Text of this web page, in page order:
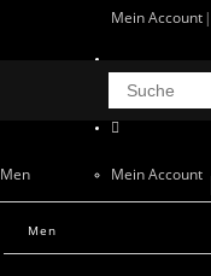
Mein Account
Men
Men Sweats
Men T-Shirts
Mein Account
Men